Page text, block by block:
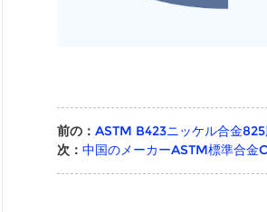
前の： ASTM B423ニッケル合金
次： 中国のメーカーASTM標準合金